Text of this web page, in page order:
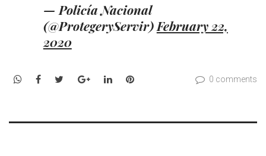
— Policía Nacional
(@ProtegeryServir) February 22,
2020
WhatsApp
Facebook
TwitterGoogle+LinkedInPinterest 0 comments